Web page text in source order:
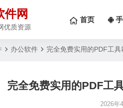
件网
优质资源
首页
办公软件 完全免费实用的PDF工
完全免费实用的PDF工
2026年